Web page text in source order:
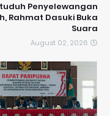
Penyelewangan
Rahmat Dasuki Buka
Suara
August 02, 2026